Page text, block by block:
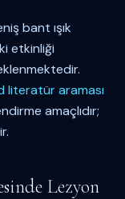
bant ışık
etkinliği
literatür araması
amaçlıdır;
Lezyon